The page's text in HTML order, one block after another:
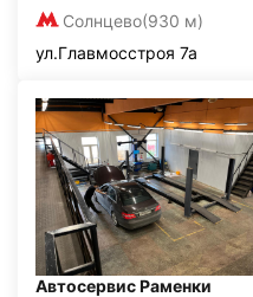
Солнцево(930 м)
ул.Главмосстроя 7а
Автосервис Раменки